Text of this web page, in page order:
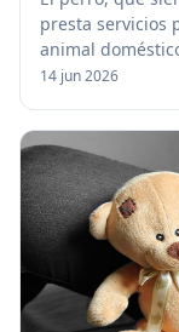
presta servicios
animal
guardián, de
14 jun 2026